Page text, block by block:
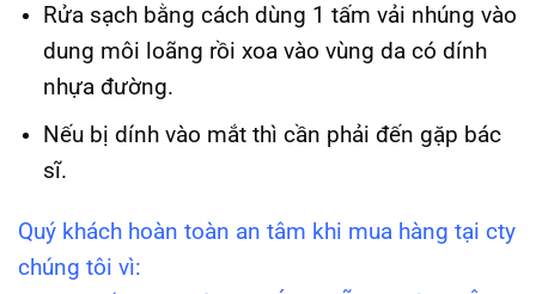
Rửa sạch bằng cách dùng 1 tấm vải nhúng vào
dung môi loãng rồi xoa vào vùng da có dính
nhựa đường.
Nếu bị dính vào mắt thì cần phải đến gặp bác
sĩ.
Quý khách hoàn toàn an tâm khi mua hàng tại cty
chúng tôi vì: